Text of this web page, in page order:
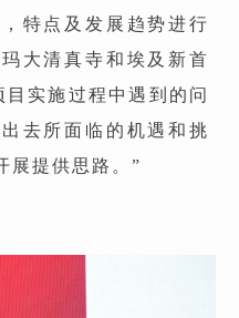
特点及发展趋势进行
大清真寺和埃及新首
实施过程中遇到的问
去所面临的机遇和挑
展提供思路。”